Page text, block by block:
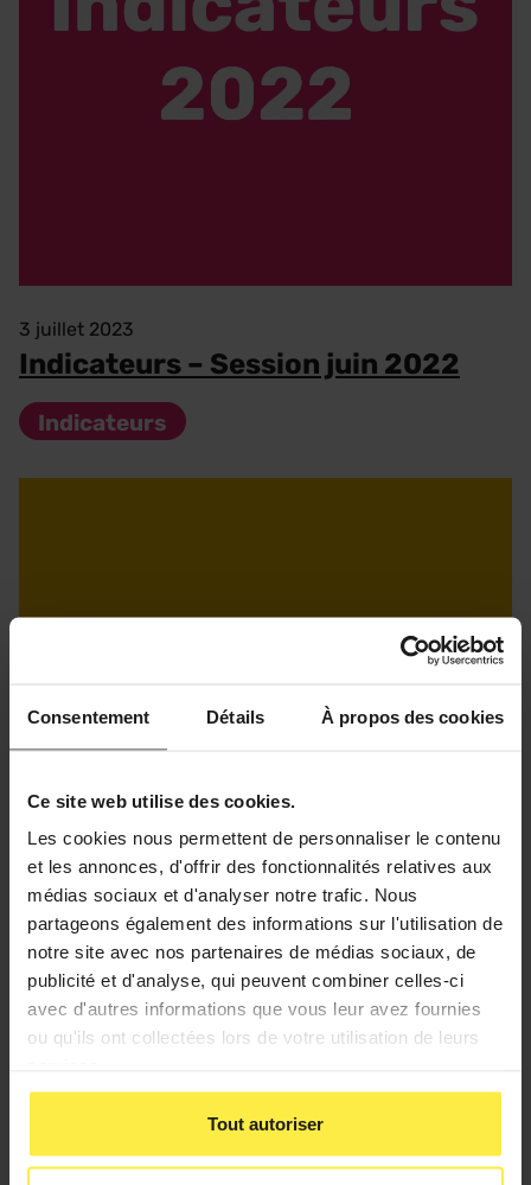
Consentement Détails À propos des cookies
Ce site web utilise des cookies.
Les cookies nous permettent de personnaliser le contenu
et les annonces, d'offrir des fonctionnalités relatives aux
médias sociaux et d'analyser notre trafic. Nous
partageons également des informations sur l'utilisation de
notre site avec nos partenaires de médias sociaux, de
publicité et d'analyse, qui peuvent combiner celles-ci
avec d'autres informations que vous leur avez fournies
ou qu'ils ont collectées lors de votre utilisation de leurs
Tout autoriser
3 juillet 2023
Indicateurs – Session juin 2022
Indicateurs
2 juillet 2023
Indicateurs – Session juin 2021